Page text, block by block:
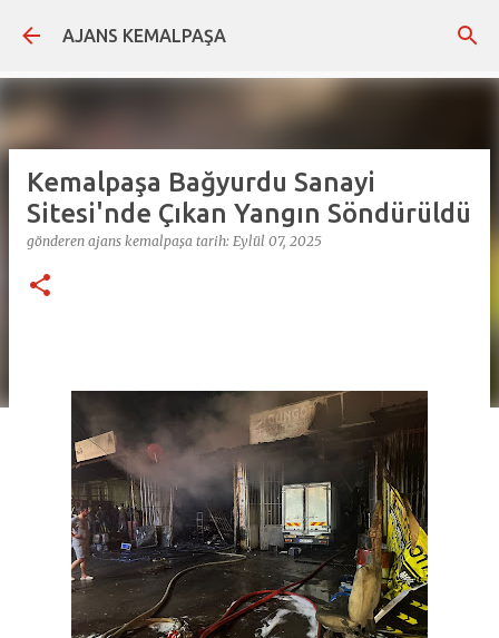
Ana içeriğe atla
AJANS KEMALPAŞA
Kemalpaşa Bağyurdu Sanayi
Sitesi'nde Çıkan Yangın Söndürüldü
gönderen ajans kemalpaşa tarih: Eylül 07, 2025